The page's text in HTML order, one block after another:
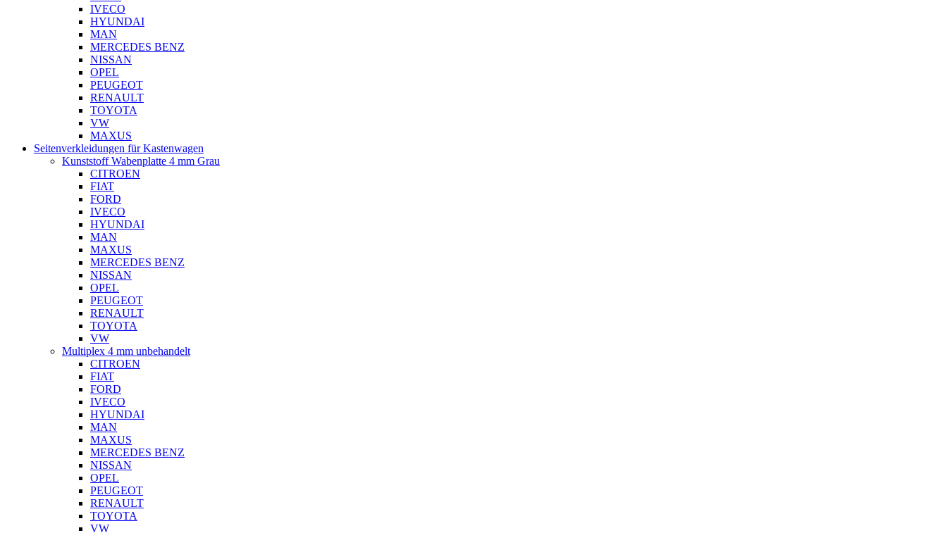
IVECO
HYUNDAI
MAN
MERCEDES BENZ
NISSAN
OPEL
PEUGEOT
RENAULT
TOYOTA
VW
MAXUS
Seitenverkleidungen für Kastenwagen
Kunststoff Wabenplatte 4 mm Grau
CITROEN
FIAT
FORD
IVECO
HYUNDAI
MAN
MAXUS
MERCEDES BENZ
NISSAN
OPEL
PEUGEOT
RENAULT
TOYOTA
VW
Multiplex 4 mm unbehandelt
CITROEN
FIAT
FORD
IVECO
HYUNDAI
MAN
MAXUS
MERCEDES BENZ
NISSAN
OPEL
PEUGEOT
RENAULT
TOYOTA
VW